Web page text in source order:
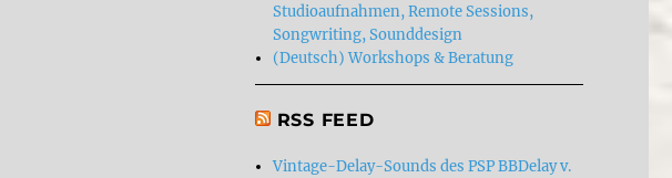
Studioaufnahmen, Remote Sessions,
Songwriting, Sounddesign
(Deutsch) Workshops & Beratung
RSS FEED
Vintage-Delay-Sounds des PSP BBDelay v.